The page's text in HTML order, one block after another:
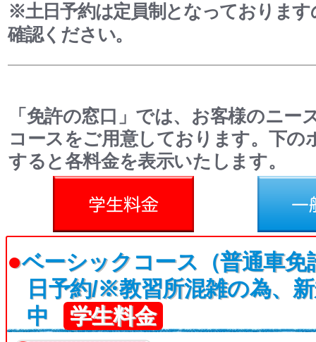
※土日予約は定員制となっております
確認ください。
「免許の窓口」では、お客様のニー
コースをご用意しております。下の
すると各料金を表示いたします。
●ベーシックコース（普通車免
日予約/※教習所混雑の為、
中
学生料金